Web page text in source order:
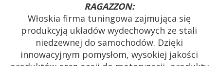
RAGAZZON:
Włoskia firma tuningowa zajmująca się
produkcyją układów wydechowych ze stali
niedzewnej do samochodów. Dzięki
innowacyjnym pomysłom, wysokiej jakości